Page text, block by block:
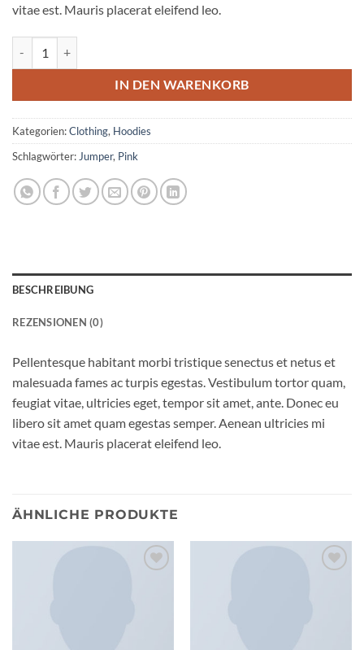
vitae est. Mauris placerat eleifend leo.
IN DEN WARENKORB
Kategorien:Clothing, Hoodies
Schlagwörter: Jumper, Pink
BESCHREIBUNG
REZENSIONEN (0)
Pellentesque habitant morbi tristique senectus et netus et
malesuada fames ac turpis egestas. Vestibulum tortor quam,
feugiat vitae, ultricies eget, tempor sit amet, ante. Donec eu
libero sit amet quam egestas semper. Aenean ultricies mi
vitae est. Mauris placerat eleifend leo.
ÄHNLICHE PRODUKTE